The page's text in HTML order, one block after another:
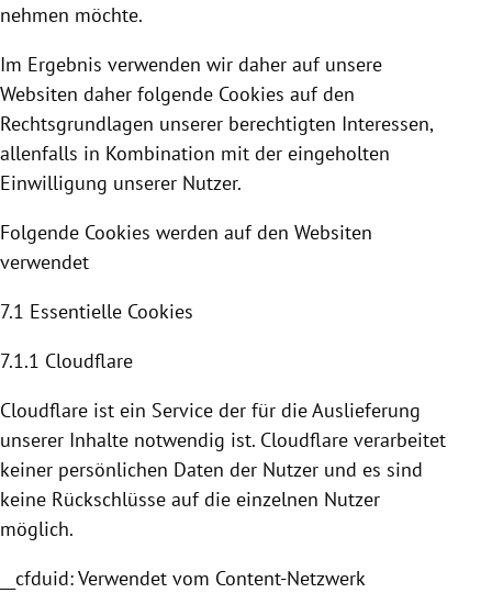
nehmen möchte.
Im Ergebnis verwenden wir daher auf unsere
Websiten daher folgende Cookies auf den
Rechtsgrundlagen unserer berechtigten Interessen,
allenfalls in Kombination mit der eingeholten
Einwilligung unserer Nutzer.
Folgende Cookies werden auf den Websiten
verwendet
7.1 Essentielle Cookies
7.1.1 Cloudflare
Cloudflare ist ein Service der für die Auslieferung
unserer Inhalte notwendig ist. Cloudflare verarbeitet
keiner persönlichen Daten der Nutzer und es sind
keine Rückschlüsse auf die einzelnen Nutzer
möglich.
__cfduid: Verwendet vom Content-Netzwerk